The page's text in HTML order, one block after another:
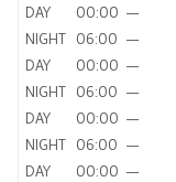
DAY
00:00 —
NIGHT 06:00 —
DAY
00:00 —
NIGHT 06:00 —
DAY
00:00 —
NIGHT 06:00 —
DAY
00:00 —